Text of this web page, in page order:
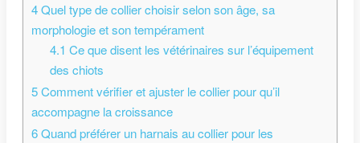
4Quel type de collier choisir selon son âge, sa
morphologie et son tempérament
4.1 Ce que disent les vétérinaires sur l’équipement
des chiots
5Comment vérifier et ajuster le collier pour qu’il
accompagne la croissance
6Quand préférer un harnais au collier pour les